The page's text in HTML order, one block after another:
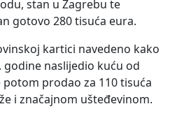
stan u Zagrebu te
gotovo 280 tisuća eura.
kartici navedeno kako
godine naslijedio kuću od
prodao za 110 tisuća
i značajnom ušteđevinom.